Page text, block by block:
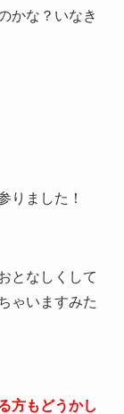
かな？いなき
りました！
となしくして
ゃいますみた
方もどうかし